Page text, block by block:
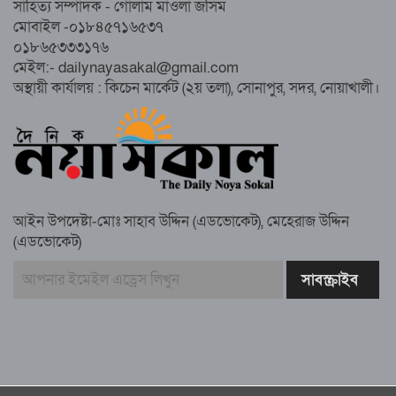
সম্পন্ন, অংশ নেবেন লক্ষাধিক মানুষ
নোয়াখালীতে ইসলামী ছাত্রশিবিরের ‘অদম্য
জুলাই’ মিছিল
সুবর্ণচরে মায়ের অভিযোগে সাবেক ভাইস
চেয়ারম্যান গ্রেপ্তার
স্মরণ সভায় মিলাদ ও দোয়া
সাহিত্য সম্পাদক - গোলাম মাওলা জসিম
মোবাইল -০১৮৪৫৭১৬৫৩৭
০১৮৬৫৩৩৩১৭৬
মেইল:- dailynayasakal@gmail.com
অস্থায়ী কার্যালয় : কিচেন মার্কেট (২য় তলা), সোনাপুর, সদর, নোয়াখালী।
আইন উপদেষ্টা-মোঃ সাহাব উদ্দিন (এডভোকেট), মেহেরাজ উদ্দিন
(এডভোকেট)